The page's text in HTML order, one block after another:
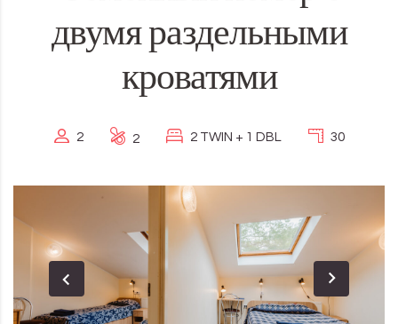
двумя раздельными
кроватями
2 2 2 TWIN + 1 DBL 30